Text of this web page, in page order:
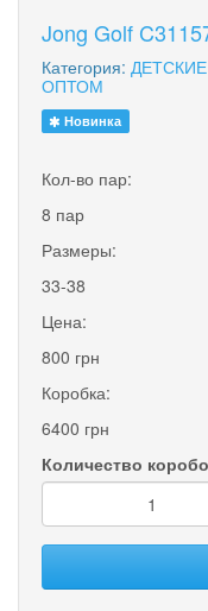
Jong Golf
Категория:
ОПТОМ
Новинка
Кол-во пар:
8 пар
Размеры:
33-38
Цена:
800 грн
Коробка:
6400 грн
Количество